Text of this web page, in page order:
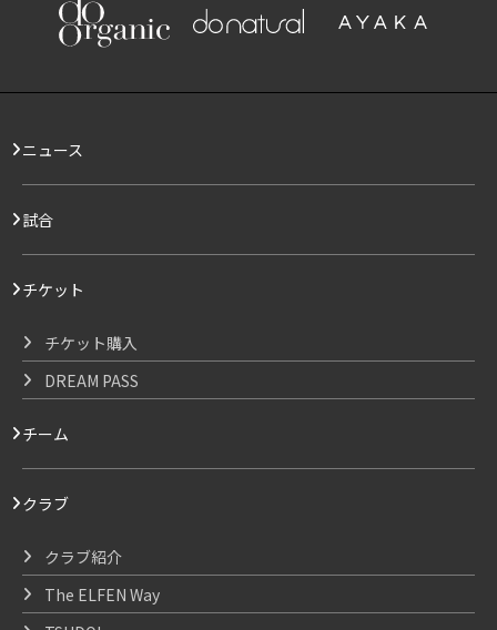
ニュース
試合
チケット
チケット購入
DREAM PASS
チーム
クラブ
クラブ紹介
The ELFEN Way